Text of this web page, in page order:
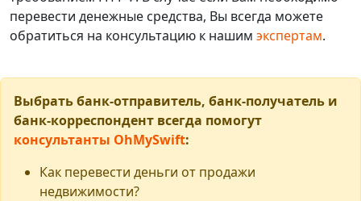
перевести денежные средства, Вы всегда можете
обратиться на консультацию к нашим экспертам.
Выбрать банк-отправитель, банк-получатель и
банк-корреспондент всегда помогут
консультанты OhMySwift:
Как перевести деньги от продажи
недвижимости?